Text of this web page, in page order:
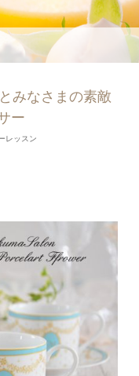
みなさまの素敵
ー
レッスン